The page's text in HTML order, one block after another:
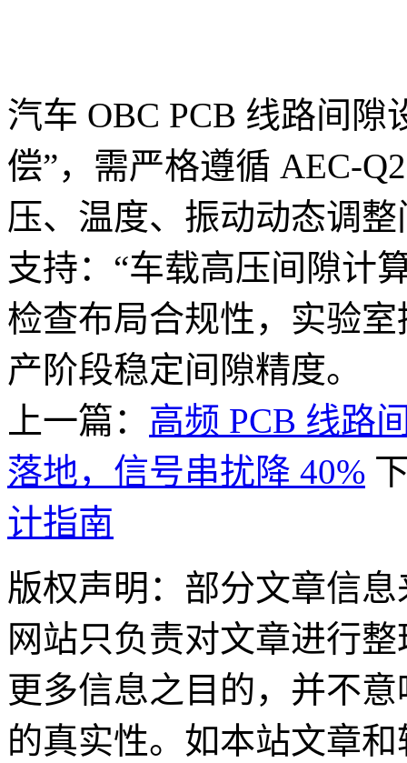
汽车 OBC PCB 线路间
偿”，需严格遵循 AEC-
压、温度、振动动态调
支持：“车载高压间隙计
检查布局合规性，实验
产阶段稳定间隙精度。
上一篇： 高频 PCB 线路
落地，信号串扰降 40%
计指南
版权声明：部分文章信
网站只负责对文章进行
更多信息之目的，并不
的真实性。如本站文章